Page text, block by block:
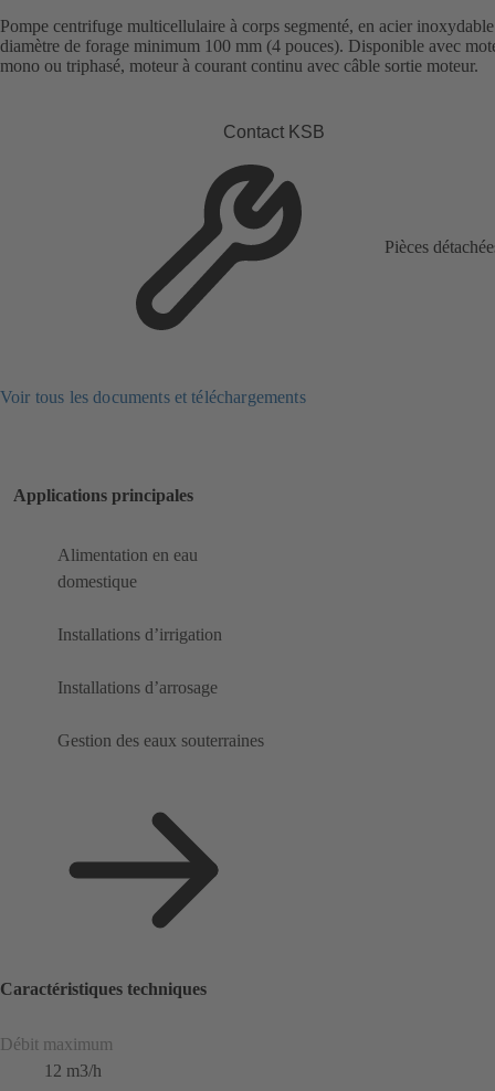
Pompe centrifuge multicellulaire à corps segmenté, en acier
diamètre de forage minimum 100 mm (4 pouces). Disponible avec
mono ou triphasé, moteur à courant continu avec câble sortie moteur.
Contact KSB
Pièces
Voir tous les documents et téléchargements
Applications principales
Alimentation en eau
domestique
Installations d’irrigation
Installations d’arrosage
Gestion des eaux souterraines
Caractéristiques techniques
Débit maximum
12 m3/h